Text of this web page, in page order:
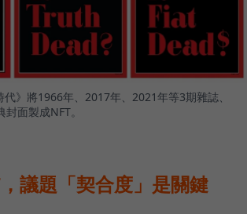
》將1966年、2017年、2021年等3期雜誌、
面製成NFT。
議題「契合度」是關鍵